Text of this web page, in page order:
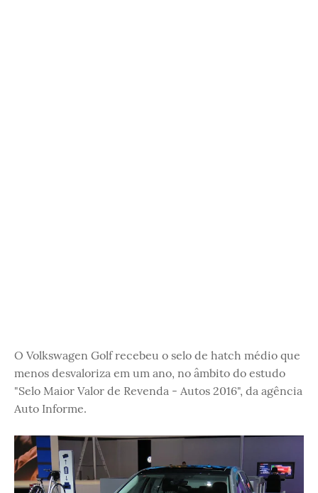
O Volkswagen Golf recebeu o selo de hatch médio que
menos desvaloriza em um ano, no âmbito do estudo
"Selo Maior Valor de Revenda - Autos 2016", da agência
Auto Informe.